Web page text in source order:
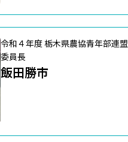
令和４年度 栃木県農協青年部連盟
委員長
飯田勝市